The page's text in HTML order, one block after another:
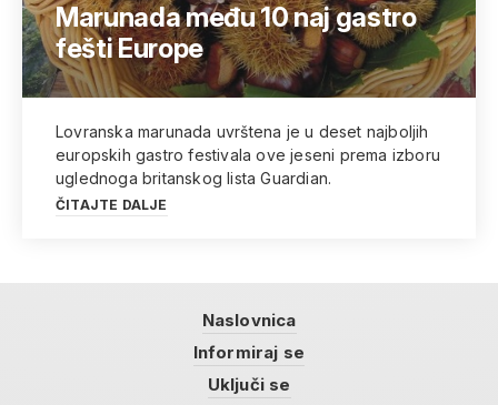
Marunada među 10 naj gastro
fešti Europe
Lovranska marunada uvrštena je u deset najboljih
europskih gastro festivala ove jeseni prema izboru
uglednoga britanskog lista Guardian.
ČITAJTE DALJE
Naslovnica
Informiraj se
Uključi se